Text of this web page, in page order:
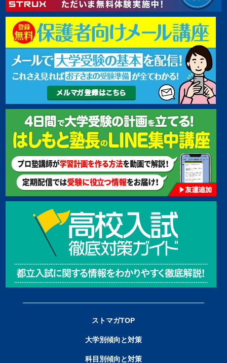
ストマガTOP
大学別傾向と対策
科目別傾向と対策